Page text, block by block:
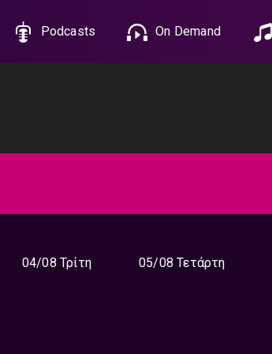
Podcasts On Demand
04/08 Τρίτη 05/08 Τετάρτη